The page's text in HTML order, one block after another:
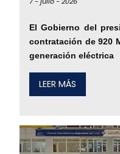
El Gobierno del
contratación de 920
generación eléctrica
LEER MÁS